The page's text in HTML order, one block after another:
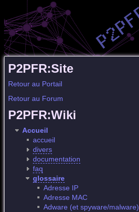
P2PFR:Site
Retour au Portail
Retour au Forum
P2PFR:Wiki
Accueil
accueil
divers
documentation
faq
glossaire
Adresse IP
Adresse MAC
Adware (et spyware/malware)